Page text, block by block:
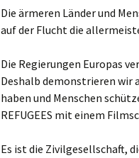
Die ärmeren Länder und
auf der Flucht die
Die Regierungen Europas
Deshalb demonstrieren wir
haben und Menschen
REFUGEES mit einem
Es ist die Zivilgesellschaft,